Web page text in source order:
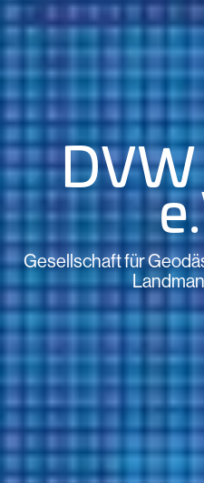
Gesellschaft für